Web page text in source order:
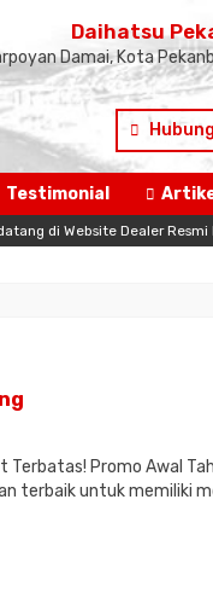
Daihatsu
Damai, Kota
Testimonial
Dealer Resmi Mobil
Terbatas! Promo Awal
terbaik untuk memiliki